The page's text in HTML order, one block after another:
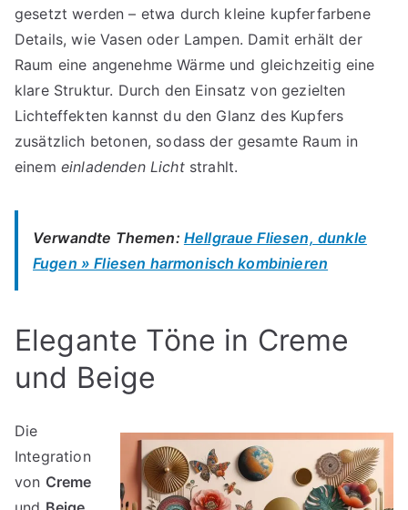
gesetzt werden – etwa durch kleine kupferfarbene
Details, wie Vasen oder Lampen. Damit erhält der
Raum eine angenehme Wärme und gleichzeitig eine
klare Struktur. Durch den Einsatz von gezielten
Lichteffekten kannst du den Glanz des Kupfers
zusätzlich betonen, sodass der gesamte Raum in
einem einladenden Lichtstrahlt.
Verwandte Themen: Hellgraue Fliesen, dunkle
Fugen » Fliesen harmonisch kombinieren
Elegante Töne in Creme
und Beige
Die
Integration
von Creme